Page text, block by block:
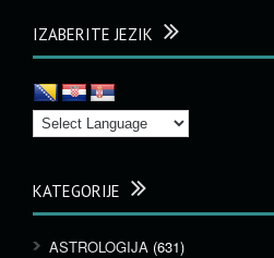
IZABERITE JEZIK
KATEGORIJE
ASTROLOGIJA (631)